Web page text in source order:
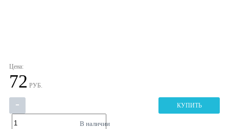
Цена:
72 РУБ.
- КУПИТЬ
В наличии